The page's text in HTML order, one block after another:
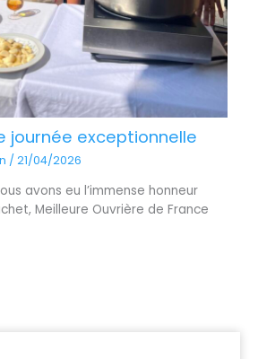
journée exceptionnelle
/21/04/2026
avons eu l’immense honneur
Meilleure Ouvrière de France